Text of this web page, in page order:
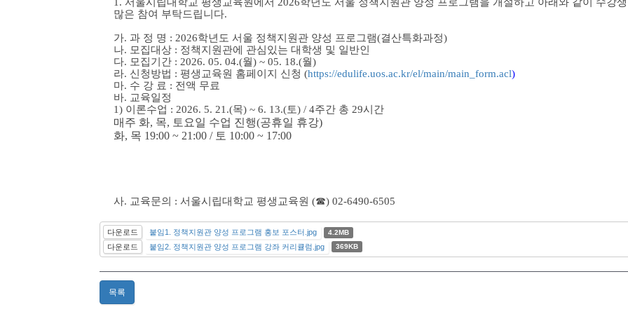
많은 참여 부탁드립니다.
가. 과 정 명 : 2026학년도 서울 정책지원관 양성 프로그램(결산특화과정)
나. 모집대상 : 정책지원관에 관심있는 대학생 및 일반인
다. 모집기간 : 2026. 05. 04.(월) ~ 05. 18.(월)
라. 신청방법 : 평생교육원 홈페이지 신청 (https://edulife.uos.ac.kr/el/main/main_form.acl)
마. 수 강 료 : 전액 무료
바. 교육일정
1) 이론수업 : 2026. 5. 21.(목) ~ 6. 13.(토) / 4주간 총 29시간
매주 화, 목, 토요일 수업 진행(공휴일 휴강)
화, 목 19:00 ~ 21:00 / 토 10:00 ~ 17:00
사. 교육문의 : 서울시립대학교 평생교육원 (☎) 02-6490-6505
다운로드 붙임1. 정책지원관 양성 프로그램 홍보 포스터.jpg 4.2MB
다운로드 붙임2. 정책지원관 양성 프로그램 강좌 커리큘럼.jpg 369KB
목록